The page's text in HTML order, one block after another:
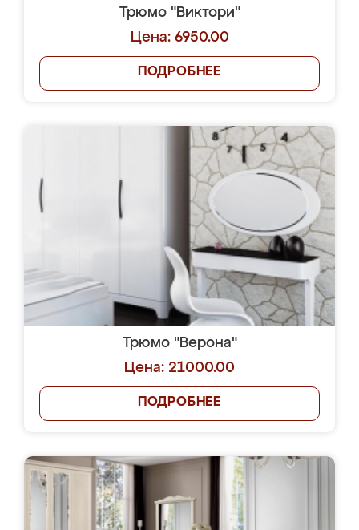
Трюмо "Виктори"
Цена: 6950.00
ПОДРОБНЕЕ
Трюмо "Верона"
Цена: 21000.00
ПОДРОБНЕЕ